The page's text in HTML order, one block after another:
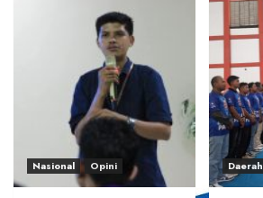
Nasional Opini Daerah